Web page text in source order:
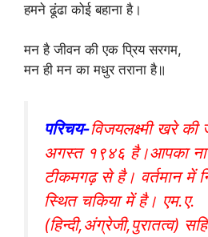
हमने ढूंढा कोई बहाना है।
मन है जीवन की एक प्रिय सरगम,
मन ही मन का मधुर तराना है॥
परिचय-विजयलक्ष्मी खरे
अगस्त १९४६ है।आपका
टीकमगढ़ से है। वर्तमान में
स्थित चकिया में है। एम.ए.
(हिन्दी,अंग्रेजी,पुरातत्व)